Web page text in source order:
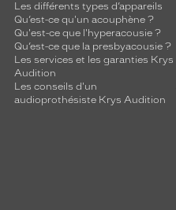
Les différents types d’appareils
Qu’est-ce qu'un acouphène ?
Qu'est-ce que l'hyperacousie ?
Qu’est-ce que la presbyacousie ?
Les services et les garanties Krys
Audition
Les conseils d'un
audioprothésiste Krys Audition